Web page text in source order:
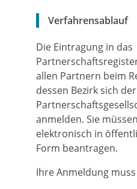
Verfahrensablauf
Die Eintragung in das
allen Partnern beim
dessen Bezirk sich
anmelden. Sie
elektronisch in
Form beantragen.
Ihre Anmeldung